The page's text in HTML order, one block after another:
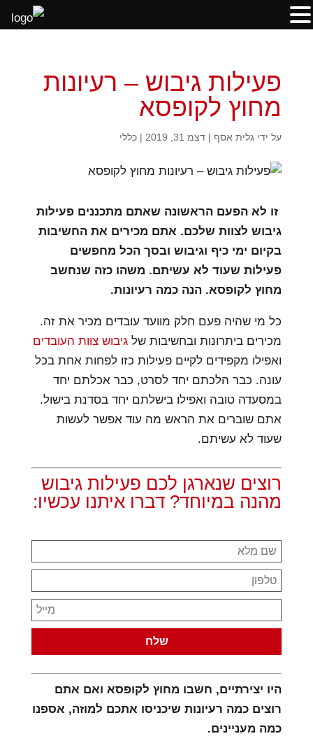
פעילות גיבוש – רעיונות
מחוץ לקופסא
על ידי גלית אסף | דצמ 31, 2019 | כללי
זו לא הפעם הראשונה שאתם מתכננים פעילות
גיבוש לצוות שלכם. אתם מכירים את החשיבות
בקיום ימי כיף וגיבוש ובסך הכל מחפשים
פעילות שעוד לא עשיתם. משהו כזה שנחשב
מחוץ לקופסא. הנה כמה רעיונות.
כל מי שהיה פעם חלק מוועד עובדים מכיר את זה.
מכירים ביתרונות ובחשיבות של גיבוש צוות העובדים
ואפילו מקפידים לקיים פעילות כזו לפחות אחת בכל
עונה. כבר הלכתם יחד לסרט, כבר אכלתם יחד
במסעדה טובה ואפילו בישלתם יחד בסדנת בישול.
אתם שוברים את הראש מה עוד אפשר לעשות
שעוד לא עשיתם.
רוצים שנארגן לכם פעילות גיבוש
מהנה במיוחד? דברו איתנו עכשיו:
היו יצירתיים, חשבו מחוץ לקופסא ואם אתם
רוצים כמה רעיונות שיכניסו אתכם למוזה, אספנו
כמה מעניינים.